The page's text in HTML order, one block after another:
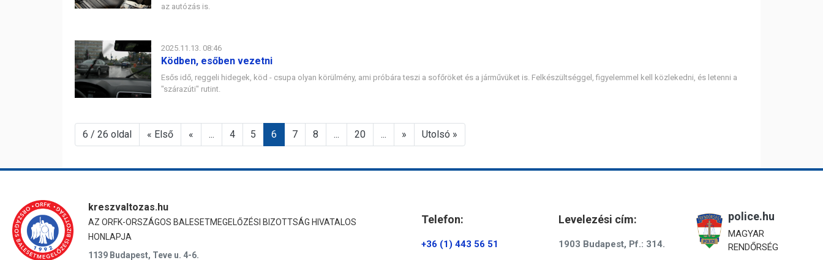
az autózás is.
2025.11.13. 08:46
Ködben, esőben vezetni
Esős idő, reggeli hidegek, köd - csupa olyan körülmény, ami próbára teszi a sofőröket és a járművüket is. Felkészültséggel, figyelemmel kell közlekedni, és letenni a
"szárazúti" rutint.
6 / 26 oldal « Első « ... 4 5 6 7 8 ... 20 ... » Utolsó »
kreszvaltozas.hu
AZ ORFK-ORSZÁGOS BALESETMEGELŐZÉSI BIZOTTSÁG HIVATALOS
HONLAPJA
1139 Budapest, Teve u. 4-6.
Telefon:
+36 (1) 443 56 51
Levelezési cím:
1903 Budapest, Pf.: 314.
police.hu
MAGYAR
RENDŐRSÉG